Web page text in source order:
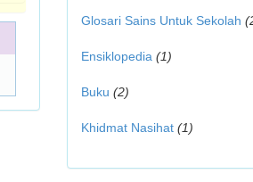
Glosari Sains Untuk Sekolah
Ensiklopedia (1)
Buku (2)
Khidmat Nasihat (1)